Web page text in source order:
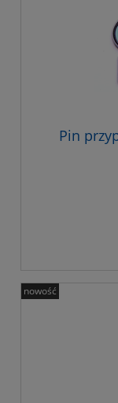
Pin
nowość